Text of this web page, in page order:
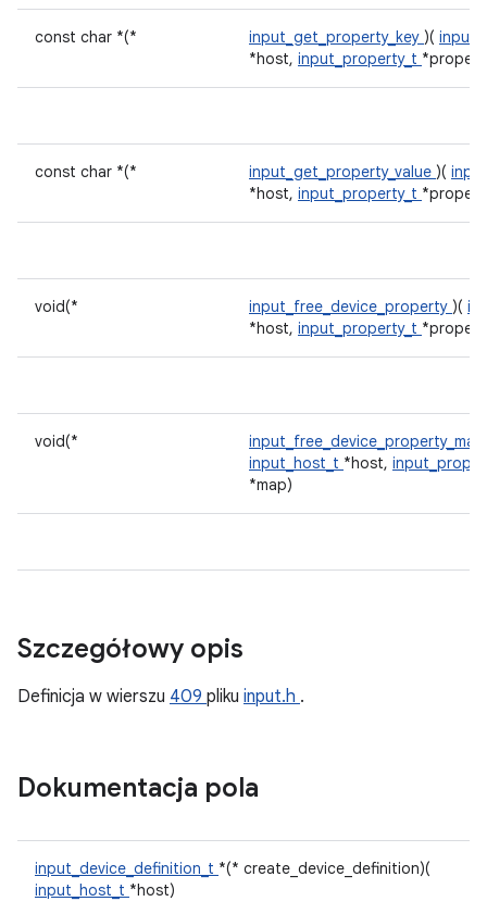
const char *(* input_get_property_key )(
*host, input_property_t
const char *(* input_get_property_value )(
*host, input_property_t
void(* input_free_device_property )(
*host, input_property_t
void(*
input_host_t *host,
*map)
Szczegółowy opis
Definicja w wierszu 409 pliku input.h .
Dokumentacja pola
input_device_definition_t *(* create_device_definition)(
input_host_t *host)